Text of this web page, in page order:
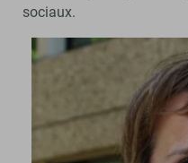
sociaux.